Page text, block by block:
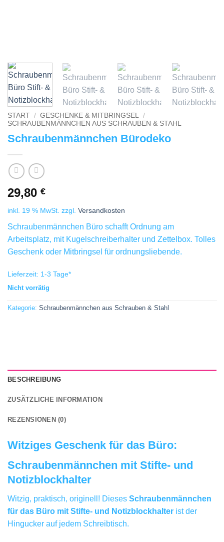
START / GESCHENKE & MITBRINGSEL /
SCHRAUBENMÄNNCHEN AUS SCHRAUBEN & STAHL
Schraubenmännchen Bürodeko
29,80 €
inkl. 19 % MwSt. zzgl. Versandkosten
Schraubenmännchen Büro schafft Ordnung am
Arbeitsplatz, mit Kugelschreiberhalter und Zettelbox. Tolles
Geschenk oder Mitbringsel für ordnungsliebende.
Lieferzeit: 1-3 Tage*
Nicht vorrätig
Kategorie: Schraubenmännchen aus Schrauben & Stahl
BESCHREIBUNG
ZUSÄTZLICHE INFORMATION
REZENSIONEN (0)
Witziges Geschenk für das Büro:
Schraubenmännchen mit Stifte- und
Notizblockhalter
Witzig, praktisch, originell! Dieses Schraubenmännchen
für das Büro mit Stifte- und Notizblockhalter ist der
Hingucker auf jedem Schreibtisch.